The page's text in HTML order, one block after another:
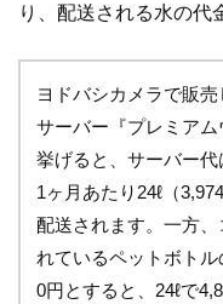
り、配送される水の代
ヨドバシカメラで販
サーバー『プレミア
挙げると、サーバー代
1ヶ月あたり24ℓ（
配送されます。一方
れているペットボト
0円とすると、24ℓで